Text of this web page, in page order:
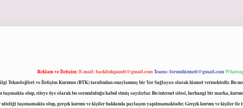
Reklam ve İletişim:E-mail:backlinkpaneli@gmail.comTeams:forumhizmeti@gmail.com
Teknolojileri ve İletişim Kurumu (BTK) tarafından onaylanmış bir Yer Sağlayıcı olarak hizmet vermektedir.
olup, siteye üye olarak bu sorumluluğu kabul etmiş sayılırlar. Bu internet sitesi, herhangi bir marka,
taşımamakta olup, gerçek kurum ve kişiler hakkında paylaşım yapılmamaktadır. Gerçek kurum ve kişiler